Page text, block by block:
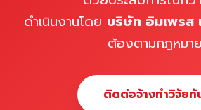
ดำเนินงานโดย บริษัท อิมเพรส
ต้องตามกฎหมา
ติดต่อจ้างทำวิจัยทั